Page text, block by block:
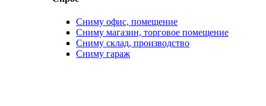
Сниму офис, помещение
Сниму магазин, торговое помещение
Сниму склад, производство
Сниму гараж